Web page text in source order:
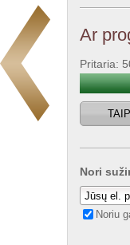
Ar
Pritaria:
TAIP
Nori
Noriu